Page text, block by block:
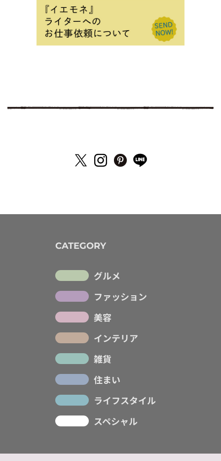
CATEGORY
グルメ
ファッション
美容
インテリア
雑貨
住まい
ライフスタイル
スペシャル